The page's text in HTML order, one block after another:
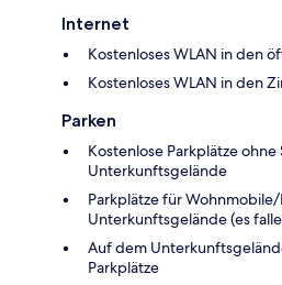
Internet
Kostenloses WLAN in den
Kostenloses WLAN in den
Parken
Kostenlose Parkplätze
Unterkunftsgelände
Parkplätze für
Unterkunftsgelände (es
Auf dem
Parkplätze